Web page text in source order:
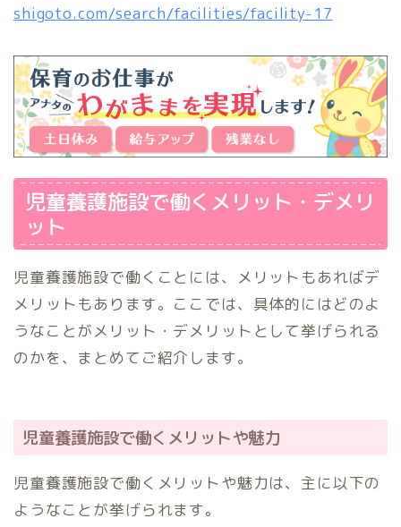
shigoto.com/search/facilities/facility-17
児童養護施設で働くメリット・デメリ
ット
児童養護施設で働くことには、メリットもあればデ
メリットもあります。ここでは、具体的にはどのよ
うなことがメリット・デメリットとして挙げられる
のかを、まとめてご紹介します。
児童養護施設で働くメリットや魅力
児童養護施設で働くメリットや魅力は、主に以下の
ようなことが挙げられます。